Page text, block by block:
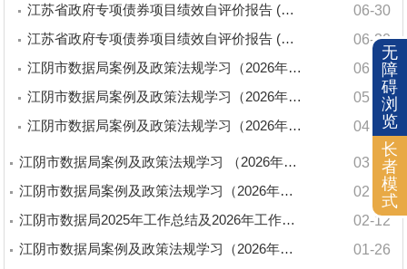
江苏省政府专项债券项目绩效自评价报告 (江阴市城市生命
06-30
江苏省政府专项债券项目绩效自评价报告 (江阴市智慧医疗
06-30
江阴市数据局案例及政策法规学习（2026年第六期）
06-22
江阴市数据局案例及政策法规学习（2026年第五期）
05-12
江阴市数据局案例及政策法规学习（2026年第四期）
04-27
江阴市数据局案例及政策法规学习 （2026年第三期）
03-26
江阴市数据局案例及政策法规学习（2026年第二期）
02-27
江阴市数据局2025年工作总结及2026年工作打算
02-12
江阴市数据局案例及政策法规学习（2026年第一期）
01-26
无
障
碍
浏
览
长
者
模
式